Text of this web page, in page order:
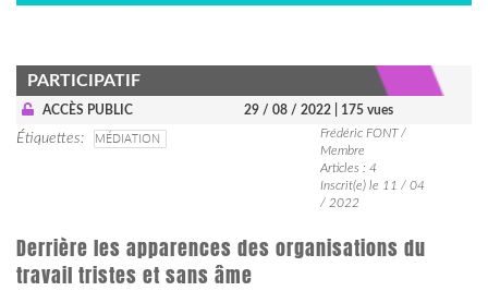
PARTICIPATIF
ACCÈS PUBLIC 29 / 08 / 2022 | 175 vues
Étiquettes MÉDIATION
Frédéric FONT /
Membre
Articles : 4
Inscrit(e) le 11 / 04
/ 2022
Derrière les apparences des organisations du
travail tristes et sans âme